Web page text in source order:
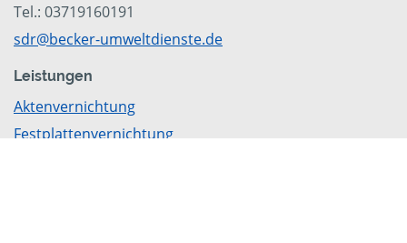
Tel.: 03719160191
sdr@becker-umweltdienste.de
Leistungen
Aktenvernichtung
Festplattenvernichtung